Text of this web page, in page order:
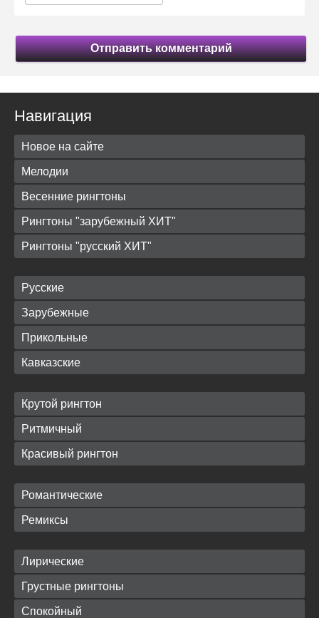
Отправить комментарий
Навигация
Новое на сайте
Мелодии
Весенние рингтоны
Рингтоны "зарубежный ХИТ"
Рингтоны "русский ХИТ"
Русские
Зарубежные
Прикольные
Кавказские
Крутой рингтон
Ритмичный
Красивый рингтон
Романтические
Ремиксы
Лирические
Грустные рингтоны
Спокойный